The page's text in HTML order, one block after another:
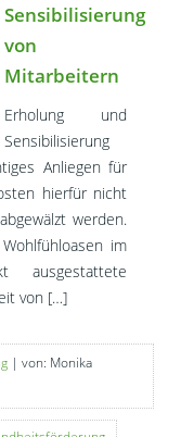
Sensibilisierung
von
Mitarbeitern
Erholung und
Sensibilisierung
Anliegen für
hierfür nicht
werden.
im
ausgestattete
von […]
| von: Monika